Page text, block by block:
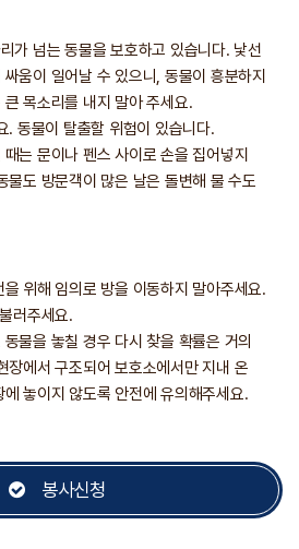
가 넘는 동물을 보호하고 있습니다. 낯선
움이 일어날 수 있으니, 동물이 흥분하지
목소리를 내지 말아 주세요.
. 동물이 탈출할 위험이 있습니다.
는 문이나 펜스 사이로 손을 집어넣지
물도 방문객이 많은 날은 돌변해 물 수도
위해 임의로 방을 이동하지 말아주세요.
러주세요.
물을 놓칠 경우 다시 찾을 확률은 거의
장에서 구조되어 보호소에서만 지내 온
놓이지 않도록 안전에 유의해주세요.
봉사신청